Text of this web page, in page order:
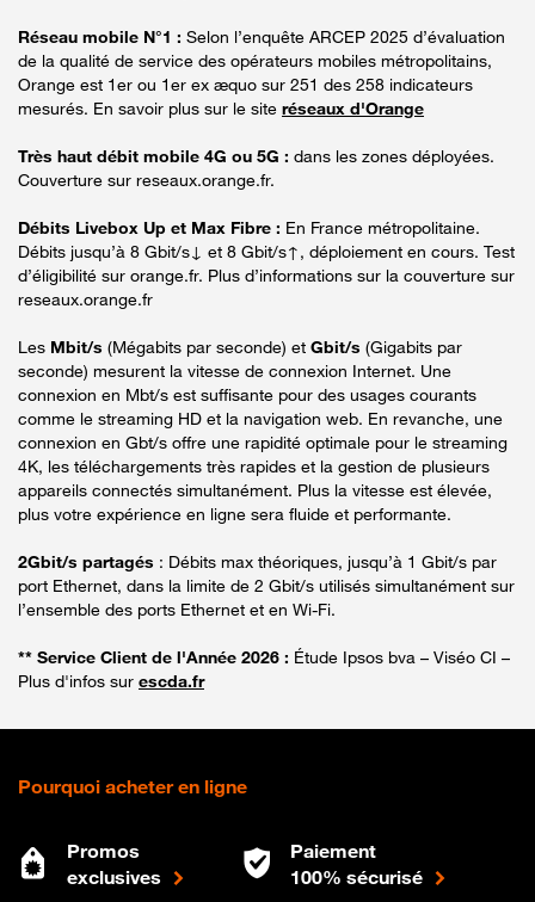
Réseau mobile N°1 : Selon l’enquête ARCEP 2025 d’évaluation
de la qualité de service des opérateurs mobiles métropolitains,
Orange est 1er ou 1er ex æquo sur 251 des 258 indicateurs
mesurés. En savoir plus sur le site réseaux d'Orange
Très haut débit mobile 4G ou 5G : dans les zones déployées.
Couverture sur reseaux.orange.fr.
Débits Livebox Up et Max Fibre : En France métropolitaine.
Débits jusqu’à 8 Gbit/s↓ et 8 Gbit/s↑, déploiement en cours. Test
d’éligibilité sur orange.fr. Plus d’informations sur la couverture sur
reseaux.orange.fr
Les Mbit/s (Mégabits par seconde) et Gbit/s (Gigabits par
seconde) mesurent la vitesse de connexion Internet. Une
connexion en Mbt/s est suffisante pour des usages courants
comme le streaming HD et la navigation web. En revanche, une
connexion en Gbt/s offre une rapidité optimale pour le streaming
4K, les téléchargements très rapides et la gestion de plusieurs
appareils connectés simultanément. Plus la vitesse est élevée,
plus votre expérience en ligne sera fluide et performante.
2Gbit/s partagés : Débits max théoriques, jusqu’à 1 Gbit/s par
port Ethernet, dans la limite de 2 Gbit/s utilisés simultanément sur
l’ensemble des ports Ethernet et en Wi-Fi.
** Service Client de l'Année 2026 : Étude Ipsos bva – Viséo CI –
Plus d'infos sur escda.fr
Pourquoi acheter en ligne
Promos
exclusives
Paiement
100% sécurisé